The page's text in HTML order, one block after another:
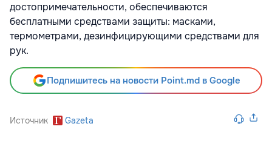
достопримечательности, обеспечиваются
бесплатными средствами защиты: масками,
термометрами, дезинфицирующими средствами для
рук.
Подпишитесь на новости Point.md в Google
Источник Gazeta